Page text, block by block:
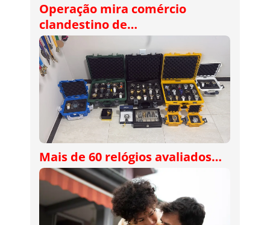
Operação mira comércio
clandestino de…
Mais de 60 relógios avaliados…